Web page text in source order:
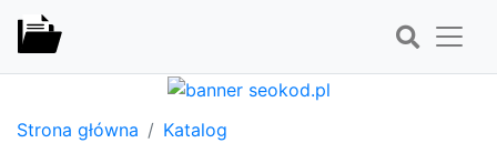
Strona główna
Katalog